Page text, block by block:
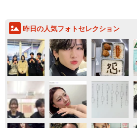
昨日の人気フォトセレクション